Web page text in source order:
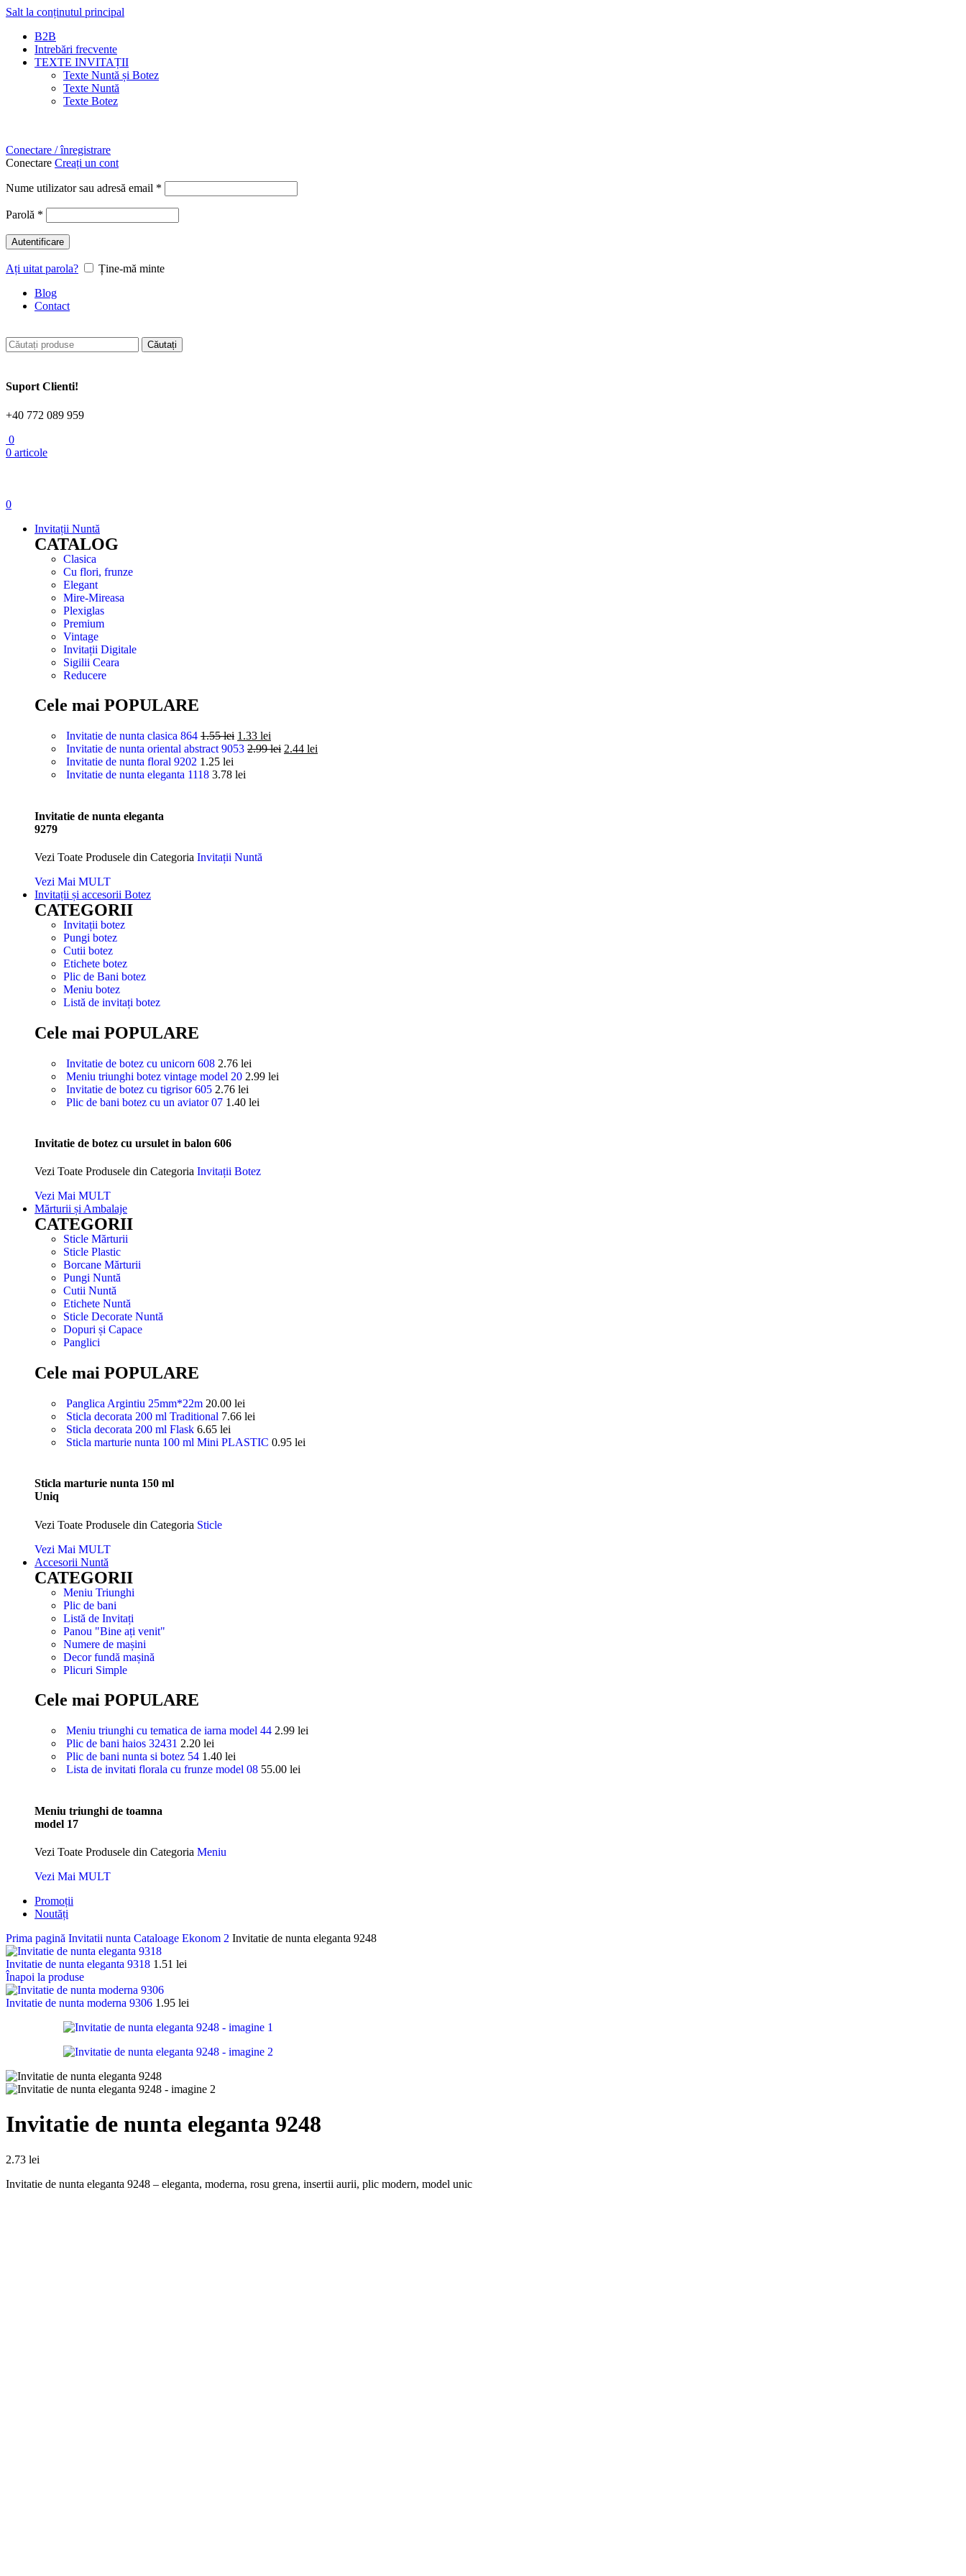
Salt la conținutul principal
B2B
Intrebări frecvente
TEXTE INVITAȚII
Texte Nuntă și Botez
Texte Nuntă
Texte Botez
Conectare / înregistrare
Conectare Creați un cont
Nume utilizator sau adresă email *
Parolă *
Autentificare
Ați uitat parola?
Ține-mă minte
Blog
Contact
Căutați
Suport Clienti!
+40 772 089 959
0
0 articole
0
Invitații Nuntă
CATALOG
Clasica
Cu flori, frunze
Elegant
Mire-Mireasa
Plexiglas
Premium
Vintage
Invitații Digitale
Sigilii Ceara
Reducere
Cele mai POPULARE
Invitatie de nunta clasica 864 1.55lei 1.33 lei
Invitatie de nunta oriental abstract 9053 2.99lei 2.44 lei
Invitatie de nunta floral 9202 1.25 lei
Invitatie de nunta eleganta 1118 3.78 lei
Invitatie de nunta eleganta
9279
Vezi Toate Produsele din Categoria Invitații Nuntă
Vezi Mai MULT
Invitații și accesorii Botez
CATEGORII
Invitații botez
Pungi botez
Cutii botez
Etichete botez
Plic de Bani botez
Meniu botez
Listă de invitați botez
Cele mai POPULARE
Invitatie de botez cu unicorn 608 2.76 lei
Meniu triunghi botez vintage model 20 2.99 lei
Invitatie de botez cu tigrisor 605 2.76 lei
Plic de bani botez cu un aviator 07 1.40 lei
Invitatie de botez cu ursulet in balon 606
Vezi Toate Produsele din Categoria Invitații Botez
Vezi Mai MULT
Mărturii și Ambalaje
CATEGORII
Sticle Mărturii
Sticle Plastic
Borcane Mărturii
Pungi Nuntă
Cutii Nuntă
Etichete Nuntă
Sticle Decorate Nuntă
Dopuri și Capace
Panglici
Cele mai POPULARE
Panglica Argintiu 25mm*22m 20.00 lei
Sticla decorata 200 ml Traditional 7.66 lei
Sticla decorata 200 ml Flask 6.65 lei
Sticla marturie nunta 100 ml Mini PLASTIC 0.95 lei
Sticla marturie nunta 150 ml
Uniq
Vezi Toate Produsele din Categoria Sticle
Vezi Mai MULT
Accesorii Nuntă
CATEGORII
Meniu Triunghi
Plic de bani
Listă de Invitați
Panou "Bine ați venit"
Numere de mașini
Decor fundă mașină
Plicuri Simple
Cele mai POPULARE
Meniu triunghi cu tematica de iarna model 44 2.99 lei
Plic de bani haios 32431 2.20 lei
Plic de bani nunta si botez 54 1.40 lei
Lista de invitati florala cu frunze model 08 55.00 lei
Meniu triunghi de toamna
model 17
Vezi Toate Produsele din Categoria Meniu
Vezi Mai MULT
Promoții
Noutăți
Prima pagină Invitatii nunta Cataloage Ekonom 2 Invitatie de nunta eleganta 9248
Invitatie de nunta eleganta 9318 1.51 lei
Înapoi la produse
Invitatie de nunta moderna 9306 1.95 lei
Invitatie de nunta eleganta 9248
2.73 lei
Invitatie de nunta eleganta 9248 – eleganta, moderna, rosu grena, insertii aurii, plic modern, model unic